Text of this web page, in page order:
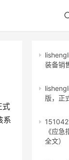
式
系
装备销
版，正
《应
全文）